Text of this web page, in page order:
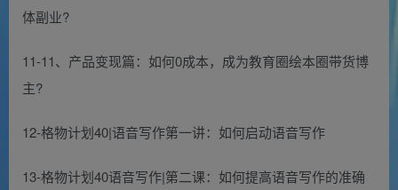
体副业?
11-11、产品变现篇：如何0成本，成为教育圈绘本圈带货博
主?
12-格物计划40|语音写作第一讲：如何启动语音写作
13-格物计划40语音写作|第二课：如何提高语音写作的准确